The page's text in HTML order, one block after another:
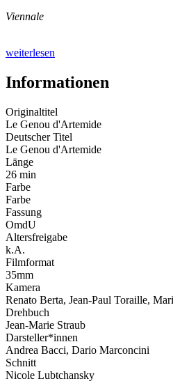
Viennale
weiterlesen
Informationen
Originaltitel
Le Genou d'Artemide
Deutscher Titel
Le Genou d'Artemide
Länge
26 min
Farbe
Farbe
Fassung
OmdU
Altersfreigabe
k.A.
Filmformat
35mm
Kamera
Renato Berta, Jean-Paul Toraille,
Drehbuch
Jean-Marie Straub
Darsteller*innen
Andrea Bacci, Dario Marconcini
Schnitt
Nicole Lubtchansky